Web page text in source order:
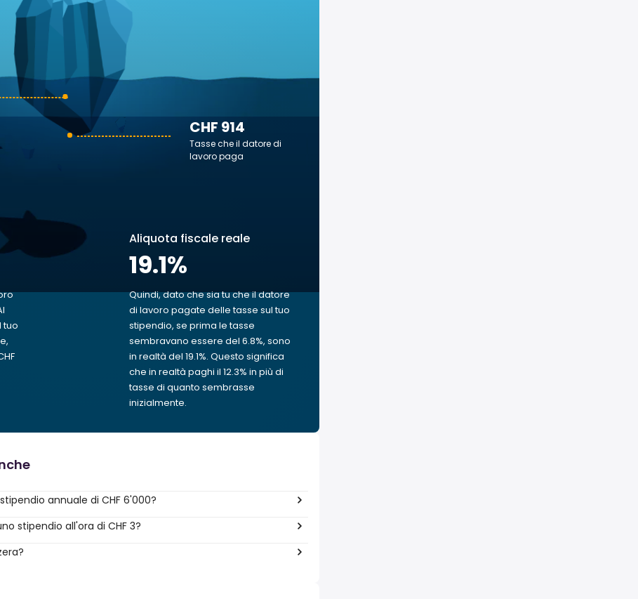
CHF 914
Tasse che il datore di
lavoro paga
tuo
Aliquota fiscale reale
19.1%
Quindi, dato che sia tu che il datore
di lavoro pagate delle tasse sul tuo
stipendio, se prima le tasse
sembravano essere del 6.8%, sono
in realtà del 19.1%. Questo significa
che in realtà paghi il 12.3% in più di
tasse di quanto sembrasse
inizialmente.
annuale di CHF 6'000?
stipendio all'ora di CHF 3?